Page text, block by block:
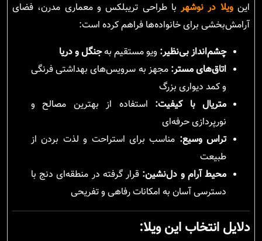
اینویلا در نوشهربا طراحی تریبلکس و معماری مدرن، فضای
آرامش‌بخشی برای خانواده‌ها فراهم کرده است:
چشم‌انداز بی‌نظیر: ویو مستقیم بهجنگل و دریا
اتاق‌های مستر: مجهز به سرویس‌های بهداشتی فرنگی
و کمد دیواری بزرگ
متریال با کیفیت: استفاده از بهترین مصالح و
نورپردازی حرفه‌ای
تراس وسیع: مناسب برای استراحت و لذت بردن از
طبیعت
محیط آرام و دل‌نشین: قرار گرفته در منطقه‌ای دنج با
دسترسی آسان به امکانات رفاهی و تفریحی
دلایل انتخاب این ویلا: